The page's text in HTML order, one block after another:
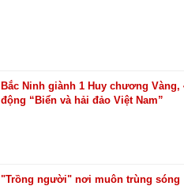
Bắc Ninh giành 1 Huy chương
động “Biển và hải đảo Việt Nam”
"Trồng người" nơi muôn trùng sóng